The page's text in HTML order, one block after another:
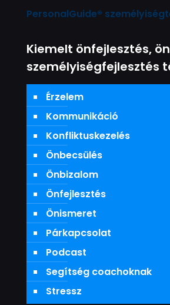
PersonalGuide®
Kiemelt önfejlesztés,
személyiségfejlesztés
Érzelem
Kommunikáció
Konfliktuskezelés
Önbecsülés
Önbizalom
Önfejlesztés
Önismeret
Párkapcsolat
Podcast
Segítség coachoknak
Stressz